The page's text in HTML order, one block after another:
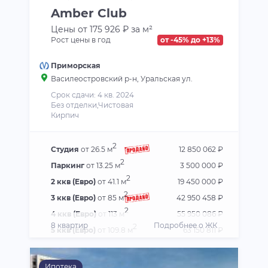
Amber Club
Цены от 175 926 ₽ за м²
Рост цены в год от -45% до +13%
Приморская
Василеостровский р-н, Уральская ул.
Срок сдачи: 4 кв. 2024
Без отделки,Чистовая
Кирпич
Студия от 26.5 м2
12 850 062 ₽
Паркинг от 13.25 м2
3 500 000 ₽
2 ккв (Евро) от 41.1 м2
19 450 000 ₽
3 ккв (Евро) от 85 м2
42 950 458 ₽
4 ккв (Евро) от 113 м2
55 950 086 ₽
5 ккв (Евро)
от 109.8 м2 63 150 811 ₽
8 квартир Подробнее о ЖК